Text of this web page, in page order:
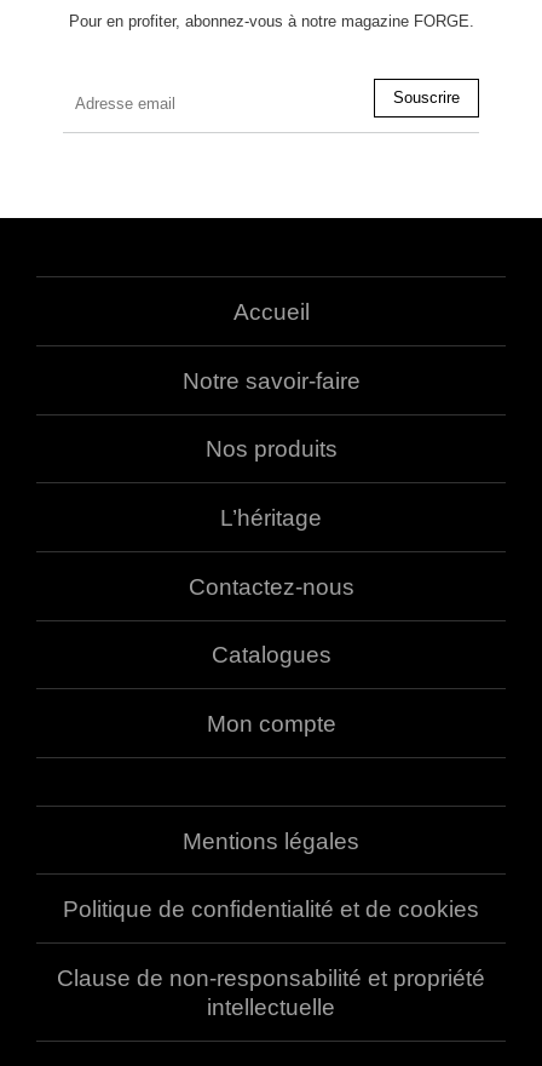
Pour en profiter, abonnez-vous à notre magazine FORGE.
Accueil
Notre savoir-faire
Nos produits
L’héritage
Contactez-nous
Catalogues
Mon compte
Mentions légales
Politique de confidentialité et de cookies
Clause de non-responsabilité et propriété
intellectuelle